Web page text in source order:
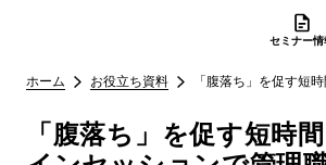
セミナー情
ホーム お役立ち資料 「腹落ち」を促す短
「腹落ち」を促す短時